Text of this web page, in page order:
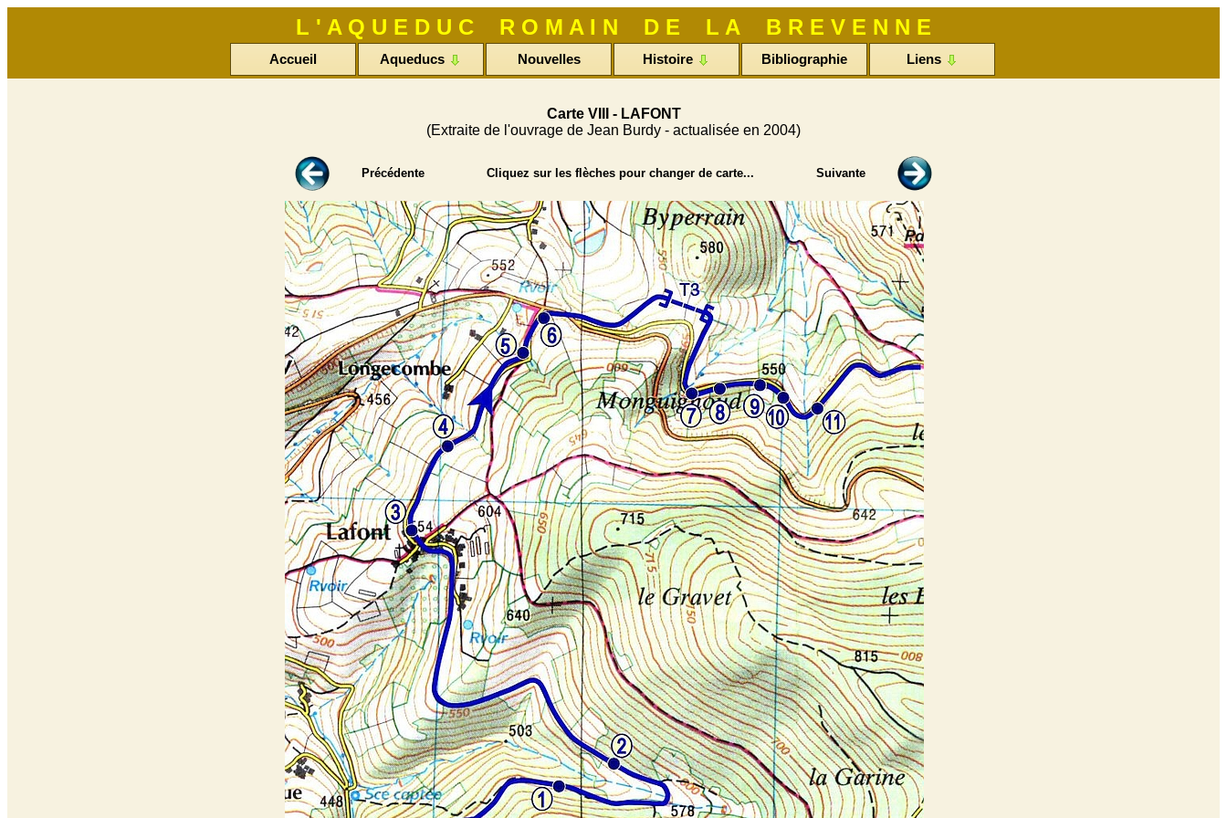
L ' A Q U E D U C R O M A I N D E L A B R E V E N N E
Accueil Aqueducs Nouvelles Histoire Bibliographie Liens
Carte VIII - LAFONT
(Extraite de l'ouvrage de Jean Burdy - actualisée en 2004)
Précédente Cliquez sur les flèches pour changer de carte... Suivante